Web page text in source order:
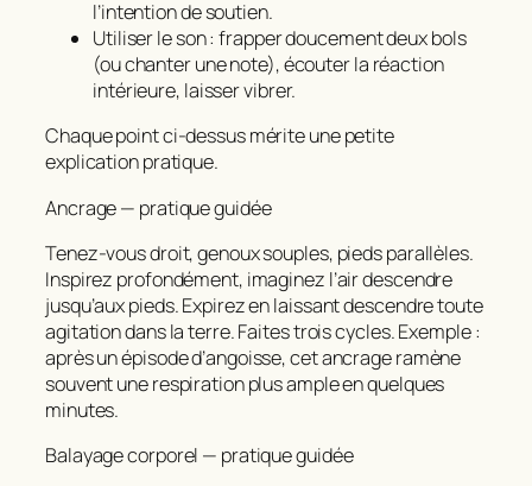
l’intention de soutien.
Utiliser le son : frapper doucement deux bols
(ou chanter une note), écouter la réaction
intérieure, laisser vibrer.
Chaque point ci‑dessus mérite une petite
explication pratique.
Ancrage — pratique guidée
Tenez‑vous droit, genoux souples, pieds parallèles.
Inspirez profondément, imaginez l’air descendre
jusqu’aux pieds. Expirez en laissant descendre toute
agitation dans la terre. Faites trois cycles. Exemple :
après un épisode d’angoisse, cet ancrage ramène
souvent une respiration plus ample en quelques
minutes.
Balayage corporel — pratique guidée